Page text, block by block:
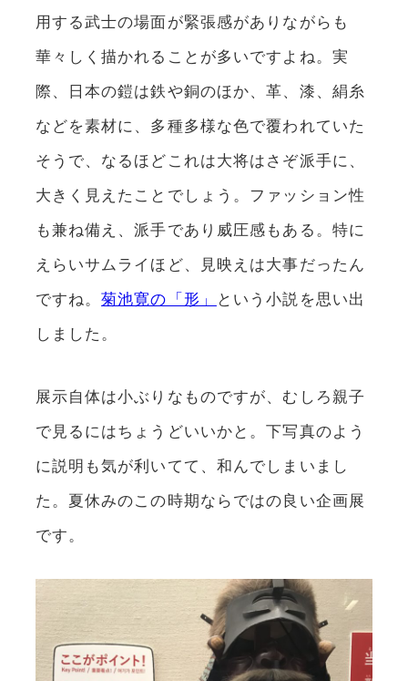
用する武士の場面が緊張感がありながらも
華々しく描かれることが多いですよね。実
際、日本の鎧は鉄や銅のほか、革、漆、絹糸
などを素材に、多種多様な色で覆われていた
そうで、なるほどこれは大将はさぞ派手に、
大きく見えたことでしょう。ファッション性
も兼ね備え、派手であり威圧感もある。特に
えらいサムライほど、見映えは大事だったん
ですね。菊池寛の「形」 という小説を思い出
しました。
展示自体は小ぶりなものですが、むしろ親子
で見るにはちょうどいいかと。下写真のよう
に説明も気が利いてて、和んでしまいまし
た。夏休みのこの時期ならではの良い企画展
です。